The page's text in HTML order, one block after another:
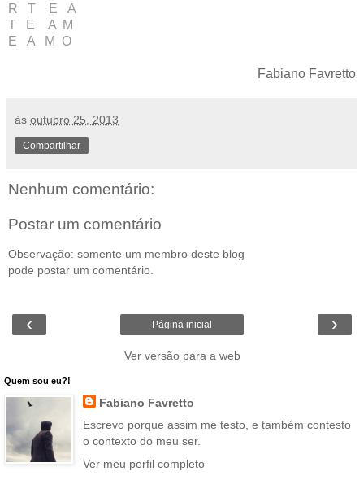
R T E A
T E A M
E A M O
Fabiano Favretto
às outubro 25, 2013
Compartilhar
Nenhum comentário:
Postar um comentário
Observação: somente um membro deste blog
pode postar um comentário.
‹ ›
Página inicial
Ver versão para a web
Quem sou eu?!
Fabiano Favretto
Escrevo porque assim me testo, e também contesto
o contexto do meu ser.
Ver meu perfil completo